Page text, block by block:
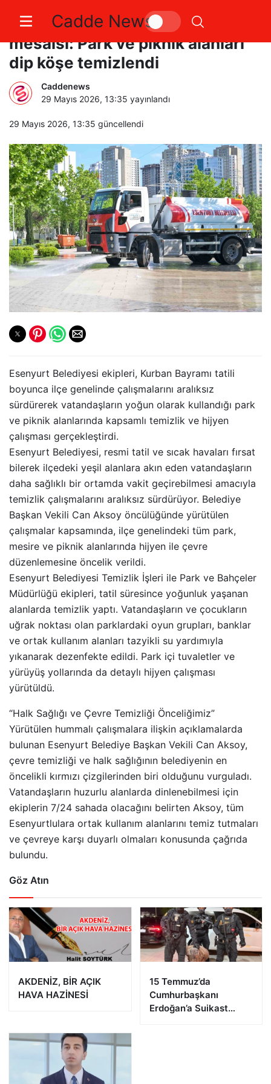
Cadde News
Esenyurt Belediysi’nde Bayram
mesaisi: Park ve piknik alanları
dip köşe temizlendi
Caddenews
29 Mayıs 2026, 13:35 yayınlandı
29 Mayıs 2026, 13:35 güncellendi
Esenyurt Belediyesi ekipleri, Kurban Bayramı tatili
boyunca ilçe genelinde çalışmalarını aralıksız
sürdürerek vatandaşların yoğun olarak kullandığı park
ve piknik alanlarında kapsamlı temizlik ve hijyen
çalışması gerçekleştirdi.
Esenyurt Belediyesi, resmi tatil ve sıcak havaları fırsat
bilerek ilçedeki yeşil alanlara akın eden vatandaşların
daha sağlıklı bir ortamda vakit geçirebilmesi amacıyla
temizlik çalışmalarını aralıksız sürdürüyor. Belediye
Başkan Vekili Can Aksoy öncülüğünde yürütülen
çalışmalar kapsamında, ilçe genelindeki tüm park,
mesire ve piknik alanlarında hijyen ile çevre
düzenlemesine öncelik verildi.
Esenyurt Belediyesi Temizlik İşleri ile Park ve Bahçeler
Müdürlüğü ekipleri, tatil süresince yoğunluk yaşanan
alanlarda temizlik yaptı. Vatandaşların ve çocukların
uğrak noktası olan parklardaki oyun grupları, banklar
ve ortak kullanım alanları tazyikli su yardımıyla
yıkanarak dezenfekte edildi. Park içi tuvaletler ve
yürüyüş yollarında da detaylı hijyen çalışması
yürütüldü.
“Halk Sağlığı ve Çevre Temizliği Önceliğimiz”
Yürütülen hummalı çalışmalara ilişkin açıklamalarda
bulunan Esenyurt Belediye Başkan Vekili Can Aksoy,
çevre temizliği ve halk sağlığının belediyenin en
öncelikli kırmızı çizgilerinden biri olduğunu vurguladı.
Vatandaşların huzurlu alanlarda dinlenebilmesi için
ekiplerin 7/24 sahada olacağını belirten Aksoy, tüm
Esenyurtlulara ortak kullanım alanlarını temiz tutmaları
ve çevreye karşı duyarlı olmaları konusunda çağrıda
bulundu.
Göz Atın
AKDENİZ, BİR AÇIK
HAVA HAZİNESİ
15 Temmuz’da
Cumhurbaşkanı
Erdoğan’a Suikast